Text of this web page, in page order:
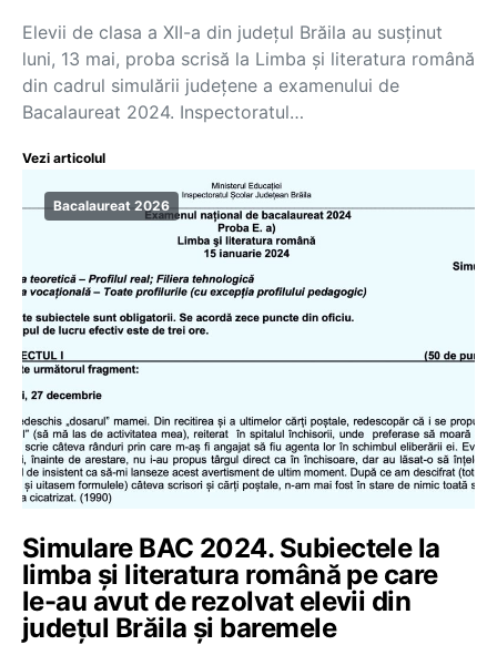
Elevii de clasa a XII-a din județul Brăila au susținut
luni, 13 mai, proba scrisă la Limba și literatura română
din cadrul simulării județene a examenului de
Bacalaureat 2024. Inspectoratul…
Vezi articolul
Bacalaureat 2026
Simulare BAC 2024. Subiectele la
limba și literatura română pe care
le-au avut de rezolvat elevii din
județul Brăila și baremele